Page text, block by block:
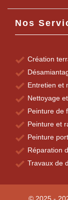
Nos
Création
Entretien et
Nettoyage
Peinture de
Peinture et
Peinture
Réparation
Travaux de
© 2025 -